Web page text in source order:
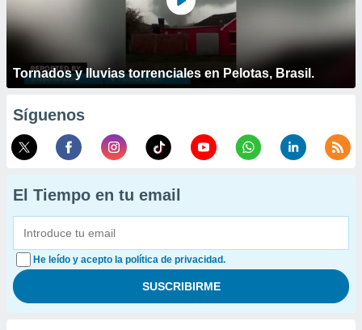
Tornados y lluvias torrenciales en Pelotas, Brasil.
Síguenos
El Tiempo en tu email
He leído y acepto la política de privacidad.